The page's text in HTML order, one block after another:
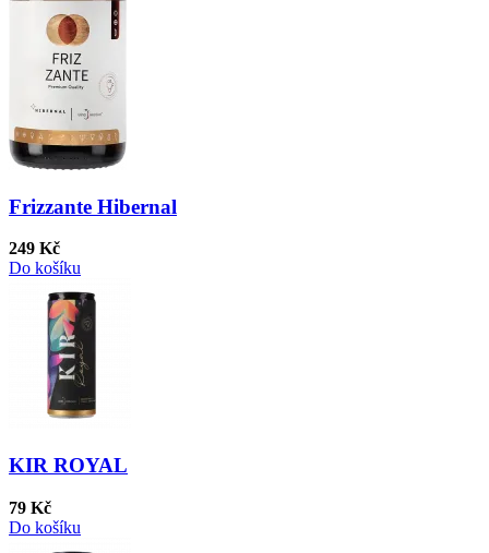
Frizzante Hibernal
249 Kč
Do košíku
KIR ROYAL
79 Kč
Do košíku